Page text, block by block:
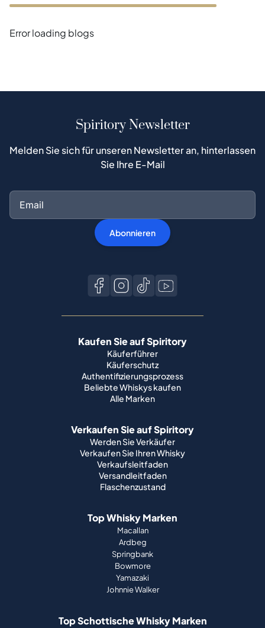
Error loading blogs
Spiritory Newsletter
Melden Sie sich für unseren Newsletter an, hinterlassen
Sie Ihre E-Mail
Abonnieren
Kaufen Sie auf Spiritory
Käuferführer
Käuferschutz
Authentifizierungsprozess
Beliebte Whiskys kaufen
Alle Marken
Verkaufen Sie auf Spiritory
Werden Sie Verkäufer
Verkaufen Sie Ihren Whisky
Verkaufsleitfaden
Versandleitfaden
Flaschenzustand
Top Whisky Marken
Macallan
Ardbeg
Springbank
Bowmore
Yamazaki
Johnnie Walker
Top Schottische Whisky Marken